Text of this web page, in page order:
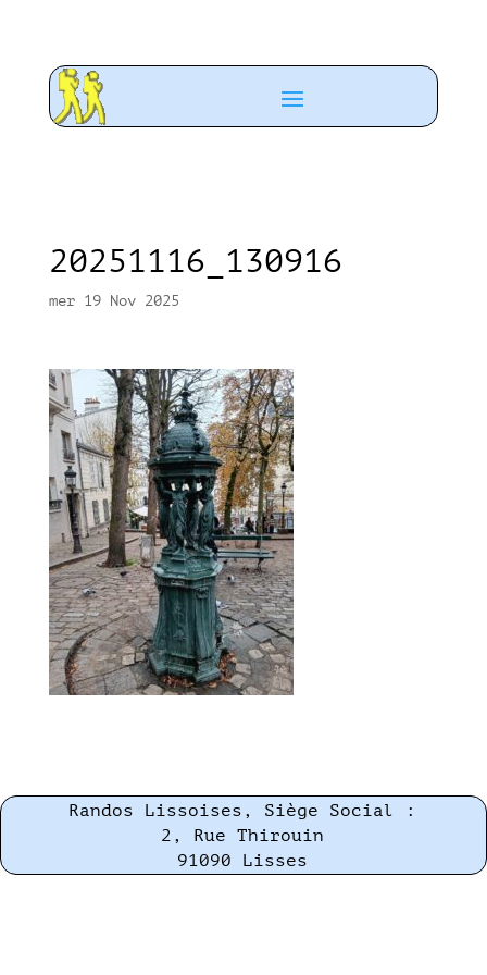
20251116_130916
mer 19 Nov 2025
Randos Lissoises, Siège Social :
2, Rue Thirouin
91090 Lisses